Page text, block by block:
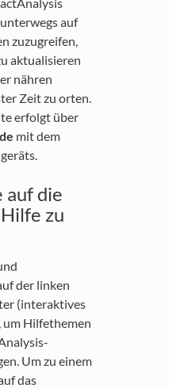
auf
zuzugreifen,
aktualisieren
nähren
Zeit zu orten.
erfolgt über
mit dem
auf die
zu
der linken
(interaktives
um Hilfethemen
Um zu einem
das